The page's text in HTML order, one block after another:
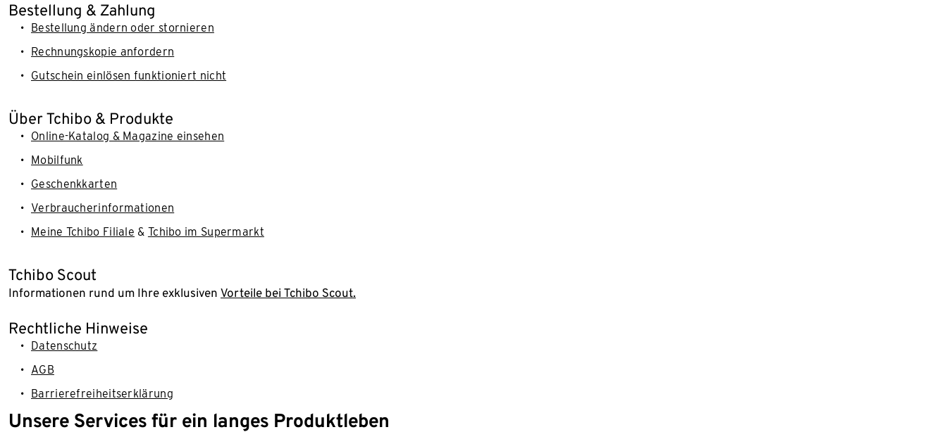
Bestellung & Zahlung
Bestellung ändern oder stornieren
Rechnungskopie anfordern
Gutschein einlösen funktioniert nicht
Über Tchibo & Produkte
Online-Katalog & Magazine einsehen
Mobilfunk
Geschenkkarten
Verbraucherinformationen
Meine Tchibo Filiale & Tchibo im Supermarkt
Tchibo Scout
Informationen rund um Ihre exklusiven Vorteile bei Tchibo Scout.
Rechtliche Hinweise
Datenschutz
AGB
Barrierefreiheitserklärung
Unsere Services für ein langes Produktleben